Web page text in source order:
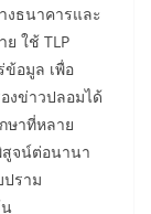
งธนาคารและ
ใช้ TLP
ข้อมูล เพื่อ
งข่าวปลอมได้
ษาที่หลาย
สูจน์ต่อนานา
ปราม